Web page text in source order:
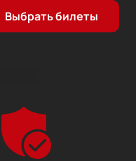
Выбрать билеты